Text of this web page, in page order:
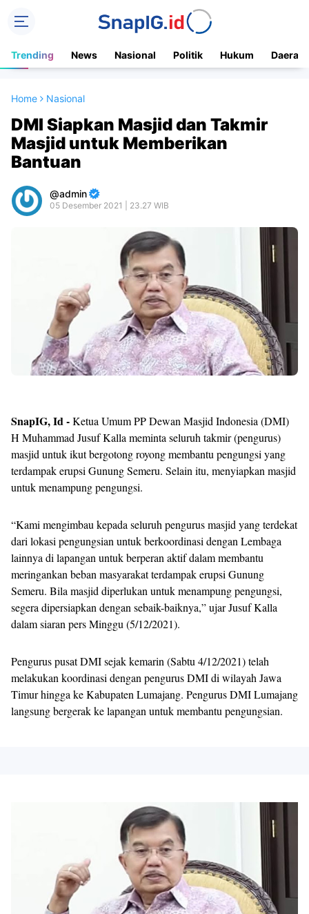
Trending News Nasional Politik Hukum Daerah
Home Nasional
DMI Siapkan Masjid dan Takmir
Masjid untuk Memberikan
Bantuan
admin
05 Desember 2021 | 23.27 WIB
SnapIG, Id -Ketua Umum PP Dewan Masjid Indonesia (DMI)
H Muhammad Jusuf Kalla meminta seluruh takmir (pengurus)
masjid untuk ikut bergotong royong membantu pengungsi yang
terdampak erupsi Gunung Semeru. Selain itu, menyiapkan masjid
untuk menampung pengungsi.
“Kami mengimbau kepada seluruh pengurus masjid yang terdekat
dari lokasi pengungsian untuk berkoordinasi dengan Lembaga
lainnya di lapangan untuk berperan aktif dalam membantu
meringankan beban masyarakat terdampak erupsi Gunung
Semeru. Bila masjid diperlukan untuk menampung pengungsi,
segera dipersiapkan dengan sebaik-baiknya,” ujar Jusuf Kalla
dalam siaran pers Minggu (5/12/2021).
Pengurus pusat DMI sejak kemarin (Sabtu 4/12/2021) telah
melakukan koordinasi dengan pengurus DMI di wilayah Jawa
Timur hingga ke Kabupaten Lumajang. Pengurus DMI Lumajang
langsung bergerak ke lapangan untuk membantu pengungsian.